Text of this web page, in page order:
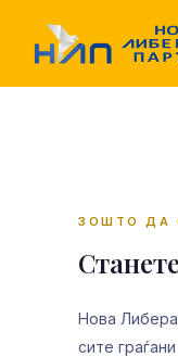
ЗОШТО ДА
Нова
сите